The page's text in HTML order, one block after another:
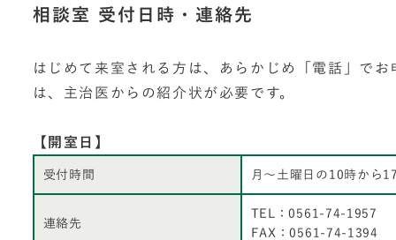
相談室 受付日時・連絡先
はじめて来室される方は、あらかじめ「電話」で
は、主治医からの紹介状が必要です。
【開室日】
受付時間 月～土曜日の10時から
連絡先
TEL：0561-74-1957
FAX：0561-74-1394